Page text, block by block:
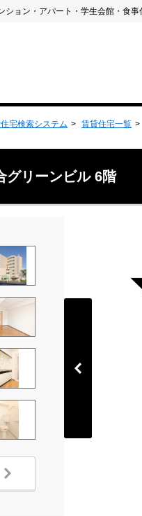
ション・アパート・学生会館・食
宅検索システム 賃貸住宅一覧
グリーンビル 6階